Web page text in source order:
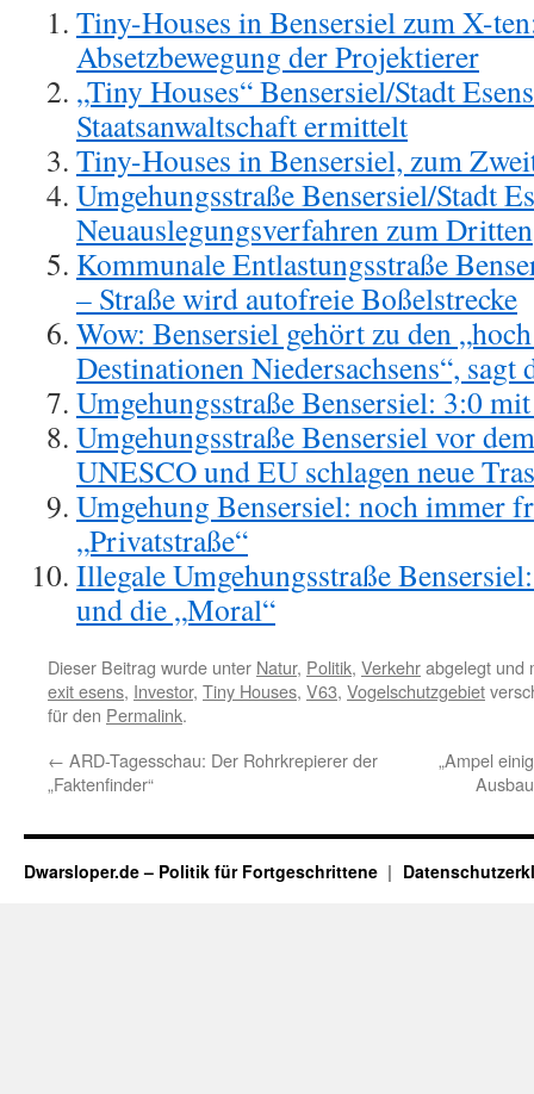
Tiny-Houses in Bensersiel zum X-
Absetzbewegung der Projektierer
„Tiny Houses“ Bensersiel/Stadt
Staatsanwaltschaft ermittelt
Tiny-Houses in Bensersiel, zum
Umgehungsstraße Bensersiel/Stadt
Neuauslegungsverfahren zum Dritten
Kommunale Entlastungsstraße
– Straße wird autofreie Boßelstrecke
Wow: Bensersiel gehört zu den
Destinationen Niedersachsens“, sagt
Umgehungsstraße Bensersiel: 3:0
Umgehungsstraße Bensersiel vor
UNESCO und EU schlagen neue
Umgehung Bensersiel: noch immer
„Privatstraße“
Illegale Umgehungsstraße
und die „Moral“
Dieser Beitrag wurde unter Natur, Politik, Verkehrabgelegt und
exit esens, Investor, Tiny Houses, V63, Vogelschutzgebiet
für den Permalink.
← ARD-Tagesschau: Der Rohrkrepierer der
„Faktenfinder“
„Ampel
Dwarsloper.de – Politik für Fortgeschrittene